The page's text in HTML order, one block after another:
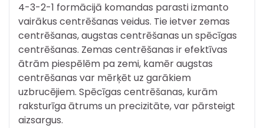
4-3-2-1 formācijā komandas parasti izmanto
vairākus centrēšanas veidus. Tie ietver zemas
centrēšanas, augstas centrēšanas un spēcīgas
centrēšanas. Zemas centrēšanas ir efektīvas
ātrām piespēlēm pa zemi, kamēr augstas
centrēšanas var mērķēt uz garākiem
uzbrucējiem. Spēcīgas centrēšanas, kurām
raksturīga ātrums un precizitāte, var pārsteigt
aizsargus.